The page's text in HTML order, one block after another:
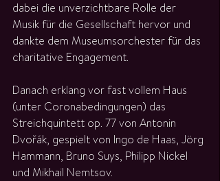
dabei die unverzichtbare Rolle der
Musik für die Gesellschaft hervor und
dankte dem Museumsorchester für das
charitative Engagement.
Danach erklang vor fast vollem Haus
(unter Coronabedingungen) das
Streichquintett op. 77 von Antonin
﻿﻿﻿Dvořák, gespielt von Ingo de Haas, Jörg
Hammann, Bruno Suys, Philipp Nickel
und Mikhail Nemtsov.